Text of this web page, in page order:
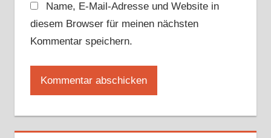
Name, E-Mail-Adresse und Website in
diesem Browser für meinen nächsten
Kommentar speichern.